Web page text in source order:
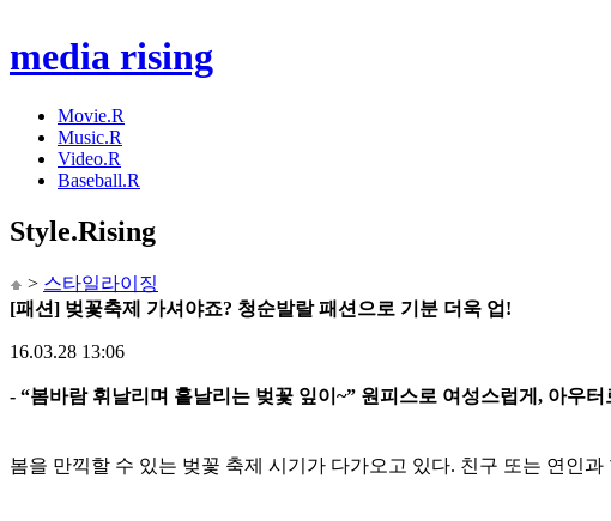
media rising
Movie.R
Music.R
Video.R
Baseball.R
Style.Rising
> 스타일라이징
[패션] 벚꽃축제 가셔야죠? 청순발랄 패션으로 기분 더욱 업!
16.03.28 13:06
- “봄바람 휘날리며 흩날리는 벚꽃 잎이~” 원피스로 여성스럽게, 아우터
봄을 만끽할 수 있는 벚꽃 축제 시기가 다가오고 있다. 친구 또는 연인